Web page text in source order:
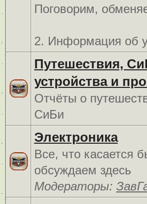
Поговорим,
2. Информация об
Путешествия,
устройства и
Отчёты о
СиБи
Электроника
Все, что касается
обсуждаем здесь
Модераторы: